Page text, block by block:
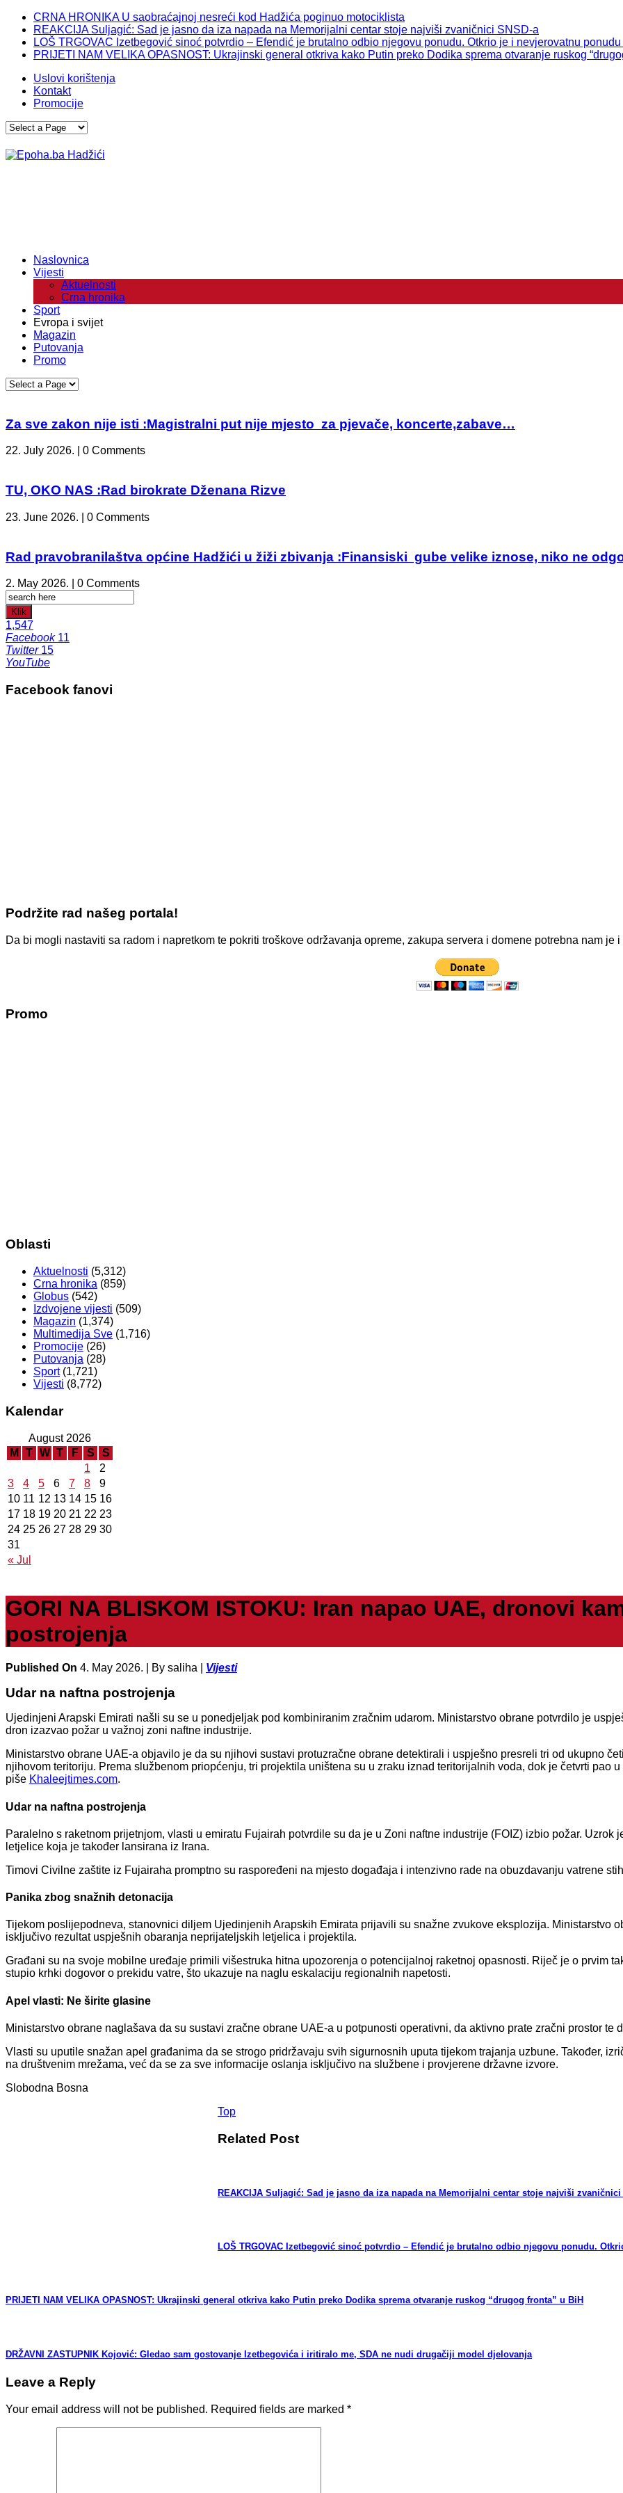
CRNA HRONIKA U saobraćajnoj nesreći kod Hadžića poginuo motociklista
REAKCIJA Suljagić: Sad je jasno da iza napada na Memorijalni centar stoje najviši zvaničnici SNSD-a
LOŠ TRGOVAC Izetbegović sinoć potvrdio – Efendić je brutalno odbio njegovu ponudu. Otkrio je i nevjerovatnu
PRIJETI NAM VELIKA OPASNOST: Ukrajinski general otkriva kako Putin preko Dodika sprema otvaranje ruskog
Uslovi korištenja
Kontakt
Promocije
Naslovnica
Vijesti
Aktuelnosti
Crna hronika
Sport
Evropa i svijet
Magazin
Putovanja
Promo
Za sve zakon nije isti :Magistralni put nije mjesto za pjevače, koncerte,zabave…
22. July 2026. | 0 Comments
TU, OKO NAS :Rad birokrate Dženana Rizve
23. June 2026. | 0 Comments
Rad pravobranilaštva općine Hadžići u žiži zbivanja :Finansiski gube velike iznose, niko ne
2. May 2026. | 0 Comments
Klik
1,547
Facebook 11
Twitter 15
YouTube
Facebook fanovi
Podržite rad našeg portala!
Da bi mogli nastaviti sa radom i napretkom te pokriti troškove održavanja opreme, zakupa servera i domene potrebna nam je i
Promo
Oblasti
Aktuelnosti (5,312)
Crna hronika (859)
Globus (542)
Izdvojene vijesti (509)
Magazin (1,374)
Multimedija Sve (1,716)
Promocije (26)
Putovanja (28)
Sport(1,721)
Vijesti (8,772)
Kalendar
August 2026
M
T W T F S S
« Jul
1
2
3
4 5 6 7 8
9
10 11 12 13 14 15 16
17 18 19 20 21 22 23
24 25 26 27 28 29 30
31
GORI NA BLISKOM ISTOKU: Iran napao UAE, dronovi
postrojenja
Published On 4. May 2026. | By saliha | Vijesti
Udar na naftna postrojenja
Ujedinjeni Arapski Emirati našli su se u ponedjeljak pod kombiniranim zračnim udarom. Ministarstvo obrane potvrdilo je
dron izazvao požar u važnoj zoni naftne industrije.
Ministarstvo obrane UAE-a objavilo je da su njihovi sustavi protuzračne obrane detektirali i uspješno presreli tri od ukupno
njihovom teritoriju. Prema službenom priopćenju, tri projektila uništena su u zraku iznad teritorijalnih voda, dok je četvrti pao
piše Khaleejtimes.com.
Udar na naftna postrojenja
Paralelno s raketnom prijetnjom, vlasti u emiratu Fujairah potvrdile su da je u Zoni naftne industrije (FOIZ) izbio požar.
letjelice koja je također lansirana iz Irana.
Timovi Civilne zaštite iz Fujairaha promptno su raspoređeni na mjesto događaja i intenzivno rade na obuzdavanju vatrene
Panika zbog snažnih detonacija
Tijekom poslijepodneva, stanovnici diljem Ujedinjenih Arapskih Emirata prijavili su snažne zvukove eksplozija. Ministarstvo
isključivo rezultat uspješnih obaranja neprijateljskih letjelica i projektila.
Građani su na svoje mobilne uređaje primili višestruka hitna upozorenja o potencijalnoj raketnoj opasnosti. Riječ je o prvim
stupio krhki dogovor o prekidu vatre, što ukazuje na naglu eskalaciju regionalnih napetosti.
Apel vlasti: Ne širite glasine
Ministarstvo obrane naglašava da su sustavi zračne obrane UAE-a u potpunosti operativni, da aktivno prate zračni prostor
Vlasti su uputile snažan apel građanima da se strogo pridržavaju svih sigurnosnih uputa tijekom trajanja uzbune. Također,
na društvenim mrežama, već da se za sve informacije oslanja isključivo na službene i provjerene državne izvore.
Slobodna Bosna
Top
Related Post
REAKCIJA Suljagić: Sad je jasno da iza napada na Memorijalni centar stoje najviši zvaničnici
LOŠ TRGOVAC Izetbegović sinoć potvrdio – Efendić je brutalno odbio njegovu ponudu.
PRIJETI NAM VELIKA OPASNOST: Ukrajinski general otkriva kako Putin preko Dodika sprema otvaranje ruskog “drugog fronta” u BiH
DRŽAVNI ZASTUPNIK Kojović: Gledao sam gostovanje Izetbegovića i iritiralo me, SDA ne nudi drugačiji model djelovanja
Leave a Reply
Your email address will not be published. Required fields are marked *